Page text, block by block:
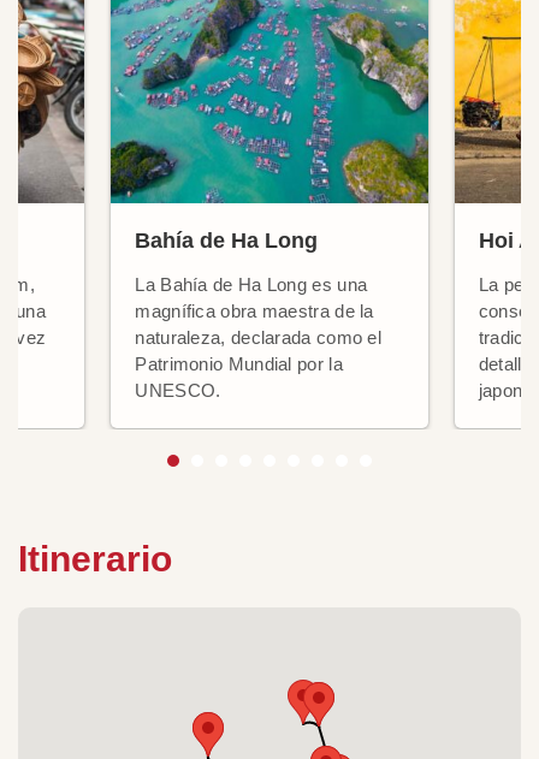
una
vez
Bahía de Ha Long
La Bahía de Ha Long es una
magnífica obra maestra de la
naturaleza, declarada como el
Patrimonio Mundial por la
UNESCO.
Hoi
La
Itinerario